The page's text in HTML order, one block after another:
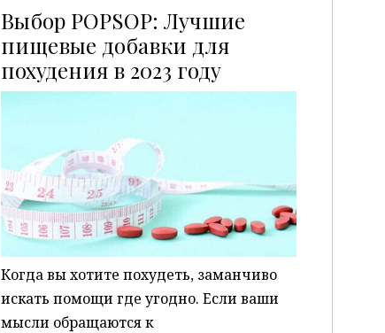
Выбор POPSOP: Лучшие
пищевые добавки для
похудения в 2023 году
P
Когда вы хотите похудеть, заманчиво
искать помощи где угодно. Если ваши
мысли обращаются к